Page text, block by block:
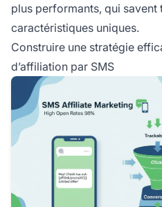
plus performants, qui savent
caractéristiques uniques.
Construire une stratégie
d’affiliation par SMS